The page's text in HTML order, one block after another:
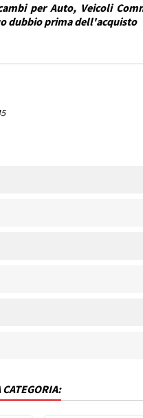
per Auto, Veicoli
dubbio prima dell'acquisto